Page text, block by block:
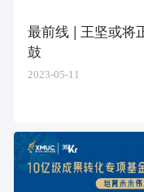
最前线 | 王坚或将
鼓
2023-05-11